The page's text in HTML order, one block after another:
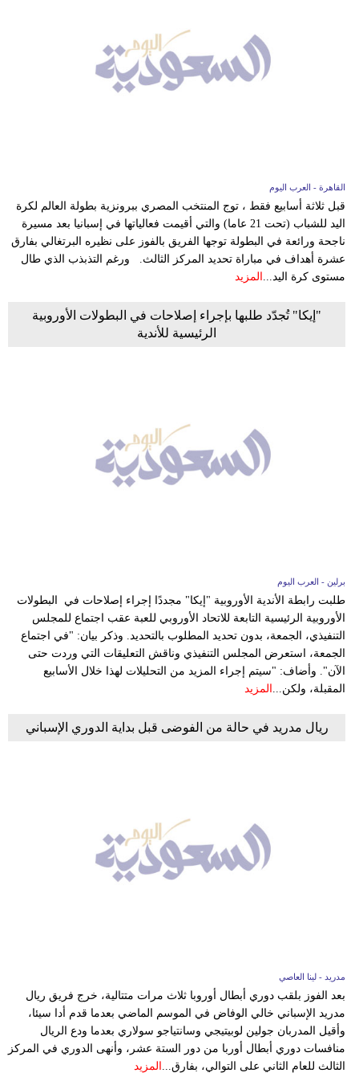
القاهرة - العرب اليوم
قبل ثلاثة أسابيع فقط ، توج المنتخب المصري ببرونزية بطولة العالم لكرة
اليد للشباب (تحت 21 عاما) والتي أقيمت فعالياتها في إسبانيا بعد مسيرة
ناجحة ورائعة في البطولة توجها الفريق بالفوز على نظيره البرتغالي بفارق
عشرة أهداف في مباراة تحديد المركز الثالث. ورغم التذبذب الذي طال
مستوى كرة اليد... المزيد
"إيكا" تُجدّد طلبها بإجراء إصلاحات في البطولات الأوروبية
الرئيسية للأندية
برلين - العرب اليوم
طلبت رابطة الأندية الأوروبية "إيكا" مجددًا إجراء إصلاحات في البطولات
الأوروبية الرئيسية التابعة للاتحاد الأوروبي للعبة عقب اجتماع للمجلس
التنفيذي، الجمعة، بدون تحديد المطلوب بالتحديد. وذكر بيان: "في اجتماع
الجمعة، استعرض المجلس التنفيذي وناقش التعليقات التي وردت حتى
الآن". وأضاف: "سيتم إجراء المزيد من التحليلات لهذا خلال الأسابيع
المقبلة، ولكن... المزيد
ريال مدريد في حالة من الفوضى قبل بداية الدوري الإسباني
مدريد - لينا العاصي
بعد الفوز بلقب دوري أبطال أوروبا ثلاث مرات متتالية، خرج فريق ريال
مدريد الإسباني خالي الوفاض في الموسم الماضي بعدما قدم أدا سيئا،
وأقيل المدربان جولين لوبيتيجي وسانتياجو سولاري بعدما ودع الريال
منافسات دوري أبطال أوربا من دور الستة عشر، وأنهى الدوري في المركز
الثالث للعام الثاني على التوالي، بفارق... المزيد